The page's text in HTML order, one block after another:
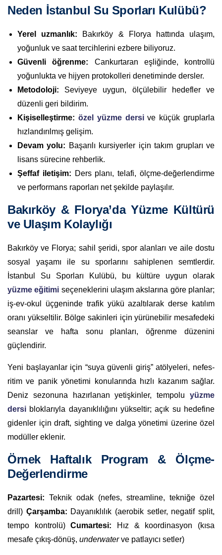
Neden İstanbul Su Sporları Kulübü?
Yerel uzmanlık: Bakırköy & Florya hattında ulaşım,
yoğunluk ve saat tercihlerini ezbere biliyoruz.
Güvenli öğrenme: Cankurtaran eşliğinde, kontrollü
yoğunlukta ve hijyen protokolleri denetiminde dersler.
Metodoloji: Seviyeye uygun, ölçülebilir hedefler ve
düzenli geri bildirim.
Kişiselleştirme: özel yüzme dersive küçük gruplarla
hızlandırılmış gelişim.
Devam yolu: Başarılı kursiyerler için takım grupları ve
lisans sürecine rehberlik.
Şeffaf iletişim: Ders planı, telafi, ölçme-değerlendirme
ve performans raporları net şekilde paylaşılır.
Bakırköy & Florya’da Yüzme Kültürü
ve Ulaşım Kolaylığı
Bakırköy ve Florya; sahil şeridi, spor alanları ve aile dostu
sosyal yaşamı ile su sporlarını sahiplenen semtlerdir.
İstanbul Su Sporları Kulübü, bu kültüre uygun olarak
yüzme eğitimi seçeneklerini ulaşım akslarına göre planlar;
iş-ev-okul üçgeninde trafik yükü azaltılarak derse katılım
oranı yükseltilir. Bölge sakinleri için yürünebilir mesafedeki
seanslar ve hafta sonu planları, öğrenme düzenini
güçlendirir.
Yeni başlayanlar için “suya güvenli giriş” atölyeleri, nefes-
ritim ve panik yönetimi konularında hızlı kazanım sağlar.
Deniz sezonuna hazırlanan yetişkinler, tempolu yüzme
dersi bloklarıyla dayanıklılığını yükseltir; açık su hedefine
gidenler için draft, sighting ve dalga yönetimi üzerine özel
modüller eklenir.
Örnek Haftalık Program & Ölçme-
Değerlendirme
Pazartesi: Teknik odak (nefes, streamline, tekniğe özel
drill) Çarşamba: Dayanıklılık (aerobik setler, negatif split,
tempo kontrolü)Cumartesi: Hız & koordinasyon (kısa
mesafe çıkış-dönüş, underwaterve patlayıcı setler)